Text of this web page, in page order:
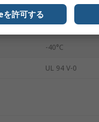
0.05バール
エア
-40°C
UL 94 V-0
許可する